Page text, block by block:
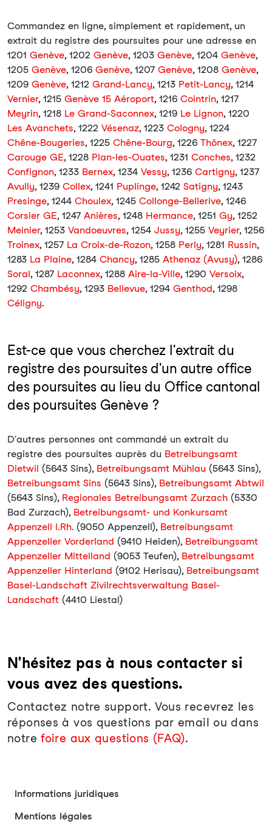
Commandez en ligne, simplement et rapidement, un
extrait du registre des poursuites pour une adresse en
1201 Genève, 1202 Genève, 1203 Genève, 1204 Genève,
1205 Genève, 1206 Genève, 1207 Genève, 1208 Genève,
1209 Genève, 1212 Grand-Lancy, 1213 Petit-Lancy, 1214
Vernier, 1215 Genève 15 Aéroport, 1216 Cointrin, 1217
Meyrin, 1218 Le Grand-Saconnex, 1219 Le Lignon, 1220
Les Avanchets, 1222 Vésenaz, 1223 Cologny, 1224
Chêne-Bougeries, 1225 Chêne-Bourg, 1226 Thônex, 1227
Carouge GE, 1228 Plan-les-Ouates, 1231 Conches, 1232
Confignon, 1233 Bernex, 1234 Vessy, 1236 Cartigny, 1237
Avully, 1239 Collex, 1241 Puplinge, 1242 Satigny, 1243
Presinge, 1244 Choulex, 1245 Collonge-Bellerive, 1246
Corsier GE, 1247 Anières, 1248 Hermance, 1251 Gy, 1252
Meinier, 1253 Vandoeuvres, 1254 Jussy, 1255 Veyrier, 1256
Troinex, 1257 La Croix-de-Rozon, 1258 Perly, 1281 Russin,
1283 La Plaine, 1284 Chancy, 1285 Athenaz (Avusy), 1286
Soral, 1287 Laconnex, 1288 Aire-la-Ville, 1290 Versoix,
1292 Chambésy, 1293 Bellevue, 1294 Genthod, 1298
Céligny.
Est-ce que vous cherchez l'extrait du
registre des poursuites d'un autre office
des poursuites au lieu du Office cantonal
des poursuites Genève ?
D'autres personnes ont commandé un extrait du
registre des poursuites auprès du Betreibungsamt
Dietwil (5643 Sins), Betreibungsamt Mühlau (5643 Sins),
Betreibungsamt Sins (5643 Sins), Betreibungsamt Abtwil
(5643 Sins), Regionales Betreibungsamt Zurzach (5330
Bad Zurzach), Betreibungsamt- und Konkursamt
Appenzell I.Rh. (9050 Appenzell), Betreibungsamt
Appenzeller Vorderland (9410 Heiden), Betreibungsamt
Appenzeller Mittelland (9053 Teufen), Betreibungsamt
Appenzeller Hinterland (9102 Herisau), Betreibungsamt
Basel-Landschaft Zivilrechtsverwaltung Basel-
Landschaft (4410 Liestal)
N'hésitez pas à nous contacter si
vous avez des questions.
Contactez notre support. Vous recevrez les
réponses à vos questions par email ou dans
notrefoire aux questions (FAQ).
Informations juridiques
Mentions légales